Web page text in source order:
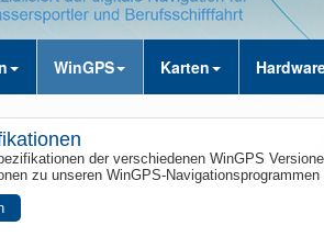
WinGPS Karten
der verschiedenen WinGPS
zu unseren WinGPS-